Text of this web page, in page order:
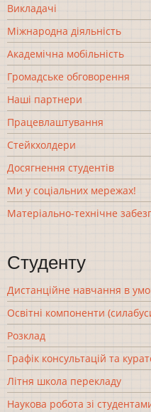
Викладачі
Міжнародна діяльність
Академічна мобільність
Громадське обговорення
Наші партнери
Працевлаштування
Стейкхолдери
Досягнення студентів
Ми у соціальних мережах!
Матеріально-технічне
Студенту
Дистанційне навчання в
Освітні компоненти
Розклад
Графік консультацій та
Літня школа перекладу
Наукова робота зі